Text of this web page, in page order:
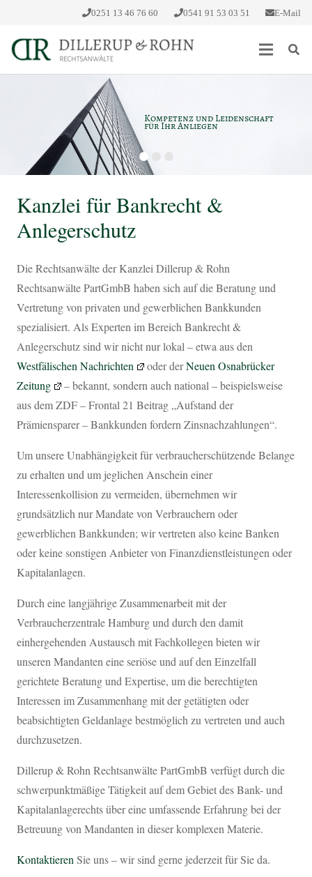
0251 13 46 76 60 0541 91 53 03 51 E-Mail
Kompetenz und Leidenschaft
für Ihr Anliegen
Kanzlei für Bankrecht &
Anlegerschutz
Die Rechtsanwälte der Kanzlei Dillerup & Rohn
Rechtsanwälte PartGmbB haben sich auf die Beratung und
Vertretung von privaten und gewerblichen Bankkunden
spezialisiert. Als Experten im Bereich Bankrecht &
Anlegerschutz sind wir nicht nur lokal – etwa aus den
Westfälischen Nachrichten
oder derNeuen Osnabrücker
Zeitung
– bekannt, sondern auch national – beispielsweise
aus dem ZDF – Frontal 21 Beitrag „Aufstand der
Prämiensparer – Bankkunden fordern Zinsnachzahlungen“.
Um unsere Unabhängigkeit für verbraucherschützende Belange
zu erhalten und um jeglichen Anschein einer
Interessenkollision zu vermeiden, übernehmen wir
grundsätzlich nur Mandate von Verbrauchern oder
gewerblichen Bankkunden; wir vertreten also keine Banken
oder keine sonstigen Anbieter von Finanzdienstleistungen oder
Kapitalanlagen.
Durch eine langjährige Zusammenarbeit mit der
Verbraucherzentrale Hamburg und durch den damit
einhergehenden Austausch mit Fachkollegen bieten wir
unseren Mandanten eine seriöse und auf den Einzelfall
gerichtete Beratung und Expertise, um die berechtigten
Interessen im Zusammenhang mit der getätigten oder
beabsichtigten Geldanlage bestmöglich zu vertreten und auch
durchzusetzen.
Dillerup & Rohn Rechtsanwälte PartGmbB verfügt durch die
schwerpunktmäßige Tätigkeit auf dem Gebiet des Bank- und
Kapitalanlagerechts über eine umfassende Erfahrung bei der
Betreuung von Mandanten in dieser komplexen Materie.
Kontaktieren Sie uns – wir sind gerne jederzeit für Sie da.